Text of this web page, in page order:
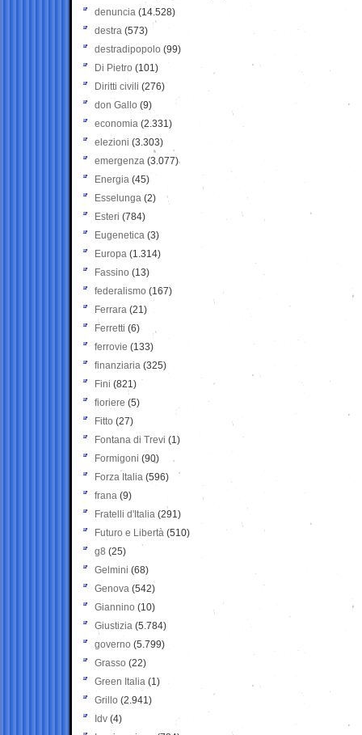
denuncia (14.528)
destra (573)
destradipopolo (99)
Di Pietro (101)
Diritti civili (276)
don Gallo (9)
economia (2.331)
elezioni (3.303)
emergenza (3.077)
Energia (45)
Esselunga (2)
Esteri (784)
Eugenetica (3)
Europa (1.314)
Fassino (13)
federalismo (167)
Ferrara (21)
Ferretti (6)
ferrovie (133)
finanziaria (325)
Fini (821)
fioriere (5)
Fitto (27)
Fontana di Trevi (1)
Formigoni (90)
Forza Italia (596)
frana (9)
Fratelli d'Italia (291)
Futuro e Libertà (510)
g8 (25)
Gelmini (68)
Genova (542)
Giannino (10)
Giustizia (5.784)
governo (5.799)
Grasso (22)
Green Italia (1)
Grillo (2.941)
Idv (4)